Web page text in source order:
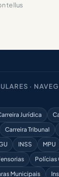
tellus
·
Jurídica
Carreira Tribunal
INSS MPU
Polícias
Municipais